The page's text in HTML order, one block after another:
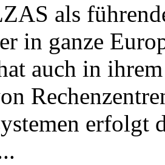
als
in ganze
auch in
erfolgt